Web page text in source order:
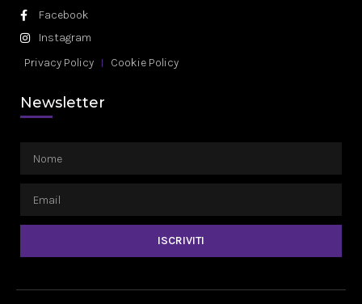
Facebook
Instagram
Privacy Policy
Cookie Policy
Newsletter
ISCRIVITI